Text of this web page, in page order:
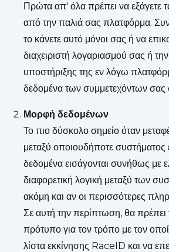
Πρώτα απ' όλα πρέπει να εξάγετε
από την παλιά σας πλατφόρμα.
το κάνετε αυτό μόνοι σας ή να
διαχειριστή λογαριασμού σας ή
υποστήριξης της εν λόγω
δεδομένα των συμμετεχόντων
Μορφή δεδομένων
Το πιο δύσκολο σημείο όταν
μεταξύ οποιουδήποτε συστήματος
δεδομένα εισάγονται συνήθως με
διαφορετική λογική μεταξύ των
ακόμη και αν οι περισσότερες
Σε αυτή την περίπτωση, θα πρέπει
πρότυπο για τον τρόπο με τον
λίστα εκκίνησης RaceID και να